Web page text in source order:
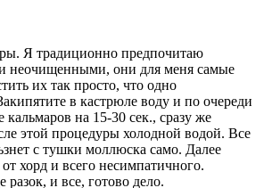
Я традиционно предпочитаю
неочищенными, они для меня самые
их так просто, что одно
в кастрюле воду и по очереди
кальмаров на 15-30 сек., сразу же
этой процедуры холодной водой. Все
с тушки моллюска само. Далее
хорд и всего несимпатичного.
и все, готово дело.